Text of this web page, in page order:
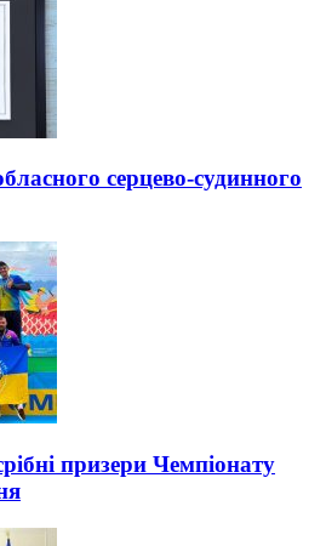
серцево-судинного
призери Чемпіонату